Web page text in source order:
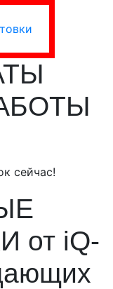
сейчас!
от iQ-